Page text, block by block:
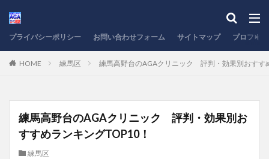
プライバシーポリシー お問い合わせフォーム サイトマップ プロフィ
HOME 練馬区 練馬高野台のAGAクリニック 評判・効果別おすす
練馬高野台のAGAクリニック 評判・効果別お
すすめランキングTOP10！
練馬区